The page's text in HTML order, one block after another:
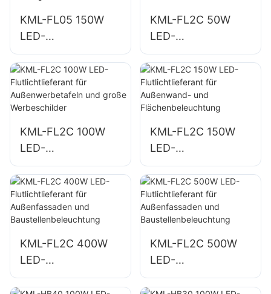
und Freiflächen
KML-FL05 150W
LED-
Flutlichtlieferant für
die Beleuchtung
von Parkplätzen
und Lagerflächen
KML-FL2C 50W
LED-
Flutlichtlieferant für
Außenwerbetafeln
und große
Werbeschilder
KML-FL2C 100W
LED-
Flutlichtlieferant für
Außenwerbetafeln
und große
Werbeschilder
KML-FL2C 150W
LED-
Flutlichtlieferant für
Außenwand- und
Flächenbeleuchtun
g
KML-FL2C 400W
LED-
Flutlichtlieferant für
KML-FL2C 500W
LED-
Flutlichtlieferant für